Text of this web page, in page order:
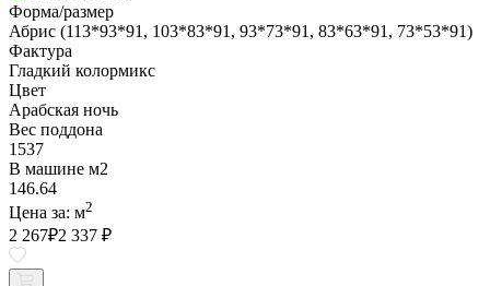
Форма/размер
Абрис (113*93*91, 103*83*91, 93*73*91, 83*63*91, 73*53*91)
Фактура
Гладкий колормикс
Цвет
Арабская ночь
Вес поддона
1537
В машине м2
146.64
Цена за: м2
2 267₽2 337 ₽